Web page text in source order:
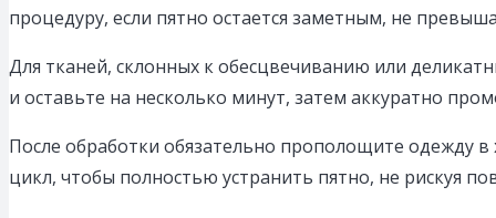
процедуру, если пятно остается заметным, не
Для тканей, склонных к обесцвечиванию или
и оставьте на несколько минут, затем аккуратно
После обработки обязательно прополощите одежду
цикл, чтобы полностью устранить пятно, не рискуя